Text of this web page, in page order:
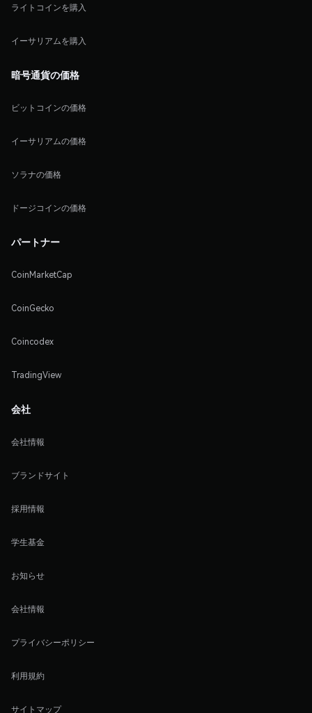
ライトコインを購入
イーサリアムを購入
暗号通貨の価格
ビットコインの価格
イーサリアムの価格
ソラナの価格
ドージコインの価格
パートナー
CoinMarketCap
CoinGecko
Coincodex
TradingView
会社
会社情報
ブランドサイト
採用情報
学生基金
お知らせ
会社情報
プライバシーポリシー
利用規約
サイトマップ